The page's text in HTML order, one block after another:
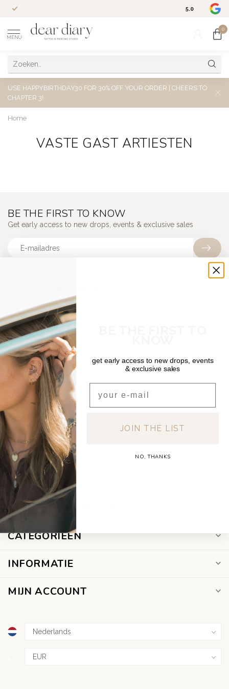
5.0
MENU
0
USE HAPPYBIRTHDAY30 FOR 30% OFF YOUR ORDER | CHEERS TO
CHAPTER 3!
Home
VASTE GAST ARTIESTEN
TATTOO
PIERCING
BE THE FIRST TO KNOW
Get early access to new drops, events & exclusive sales
DEAR DIARY TATTOO
Denneweg 9D
2514CB Den Haag
Nederland
070 211 54 96
info@deardiarytattoo.com
CATEGORIEËN
INFORMATIE
MIJN ACCOUNT
get early access to new drops, events
& exclusive sales
JOIN THE LIST
NO, THANKS